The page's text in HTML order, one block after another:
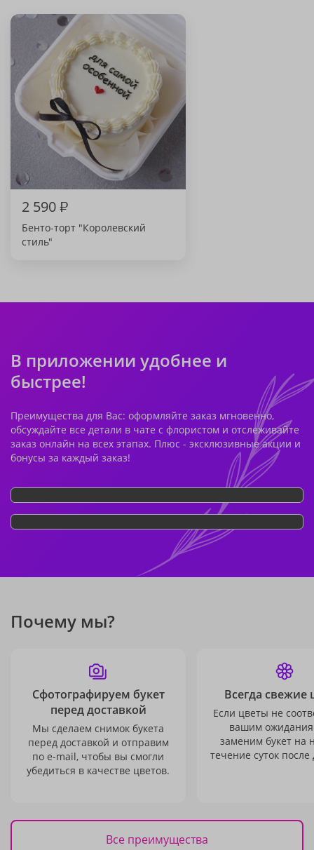
2 590₽
Бенто-торт "Королевский
стиль"
В приложении удобнее и
быстрее!
Преимущества для Вас: оформляйте заказ мгновенно,
обсуждайте все детали в чате с флористом и отслеживайте
заказ онлайн на всех этапах. Плюс - эксклюзивные акции и
бонусы за каждый заказ!
Почему мы?
Сфотографируем букет
перед доставкой
Мы сделаем снимок букета
перед доставкой и отправим
по e-mail, чтобы вы смогли
убедиться в качестве цветов.
Всегда свежие
Если цветы не
вашим
заменим букет на
течение суток после
Все преимущества